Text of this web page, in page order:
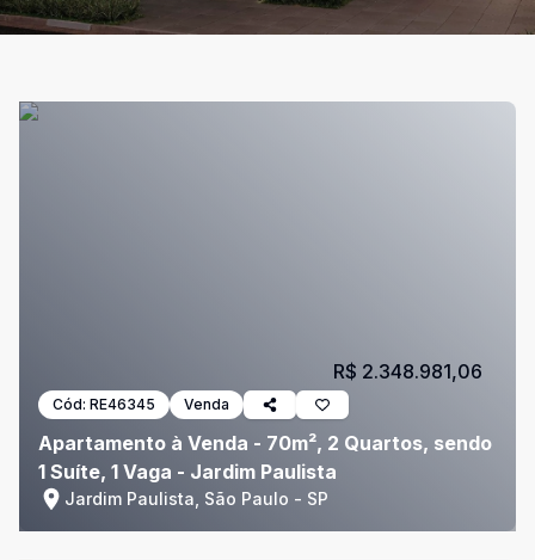
Cód: RE46345 Venda
Apartamento à Venda - 70m², 2 Quartos, sendo
1 Suíte, 1 Vaga - Jardim Paulista
Jardim Paulista, São Paulo - SP
R$ 2.348.981,06